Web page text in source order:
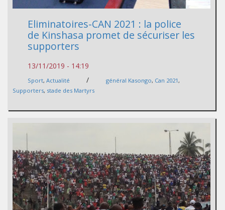
Eliminatoires-CAN 2021 : la police
de Kinshasa promet de sécuriser les
supporters
13/11/2019 - 14:19
Sport, Actualité / général Kasongo, Can 2021,
Supporters, stade des Martyrs